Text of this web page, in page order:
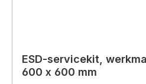
ESD-servicekit,
600 x 600 mm